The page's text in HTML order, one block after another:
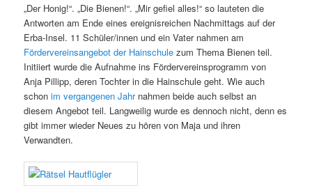
„Der Honig!“. „Die Bienen!“. „Mir gefiel alles!“ so lauteten die
Antworten am Ende eines ereignisreichen Nachmittags auf der
Erba-Insel. 11 Schüler/innen und ein Vater nahmen am
Fördervereinsangebot der Hainschule zum Thema Bienen teil.
Initiiert wurde die Aufnahme ins Fördervereinsprogramm von
Anja Pillipp, deren Tochter in die Hainschule geht. Wie auch
schonim vergangenen Jahr nahmen beide auch selbst an
diesem Angebot teil. Langweilig wurde es dennoch nicht, denn es
gibt immer wieder Neues zu hören von Maja und ihren
Verwandten.